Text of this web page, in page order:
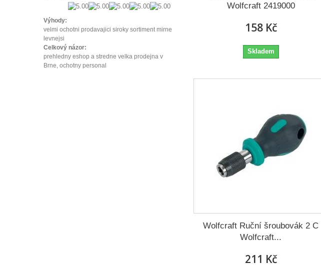
Výhody:
velmi ochotni prodavajici siroky sortiment mirne
levnejsi
Celkový názor:
prehledny eshop a stredne velka prodejna v
Brne, ochotny personal
Wolfcraft 2419000
158 Kč
Skladem
Wolfcraft Ruční šroubovák 2 C
Wolfcraft...
211 Kč